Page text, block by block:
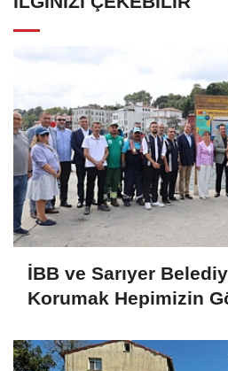
İBB ve Sarıyer
Korumak Hepimizin